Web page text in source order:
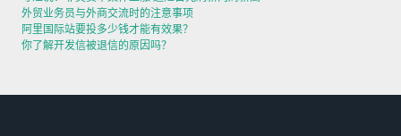
外贸业务员与外商交流时的注意事项
阿里国际站要投多少钱才能有效果？
你了解开发信被退信的原因吗？